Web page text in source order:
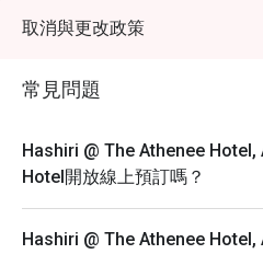
取消與更改政策
常見問題
Hashiri @ The Athenee
Hotel開放線上預訂嗎？
Hashiri @ The Athenee